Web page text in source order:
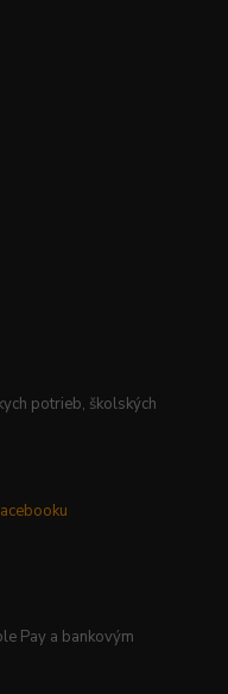
potrieb, školských
Pay a bankovým